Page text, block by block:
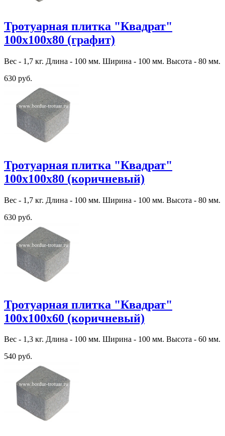
Тротуарная плитка "Квадрат"
100х100х80 (графит)
Вес - 1,7 кг. Длина - 100 мм. Ширина - 100 мм. Высота - 80 мм.
630 руб.
Тротуарная плитка "Квадрат"
100х100х80 (коричневый)
Вес - 1,7 кг. Длина - 100 мм. Ширина - 100 мм. Высота - 80 мм.
630 руб.
Тротуарная плитка "Квадрат"
100х100х60 (коричневый)
Вес - 1,3 кг. Длина - 100 мм. Ширина - 100 мм. Высота - 60 мм.
540 руб.